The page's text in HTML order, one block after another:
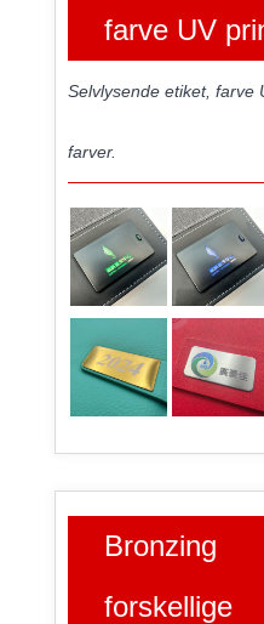
farve UV
Selvlysende etiket, farve
farver.
Bronzing
forskellige